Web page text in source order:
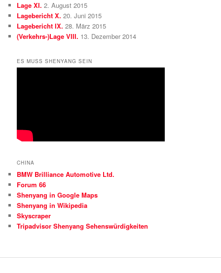
Lage XI. 2. August 2015
Lagebericht X. 20. Juni 2015
Lagebericht IX. 28. März 2015
(Verkehrs-)Lage VIII. 13. Dezember 2014
ES MUSS SHENYANG SEIN
CHINA
BMW Brilliance Automotive Ltd.
Forum 66
Shenyang in Google Maps
Shenyang in Wikipedia
Skyscraper
Tripadvisor Shenyang Sehenswürdigkeiten